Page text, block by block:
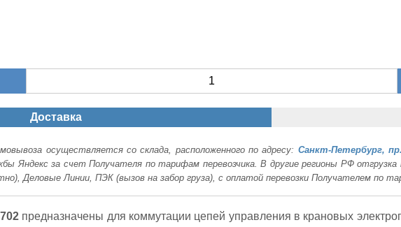
Доставка
осуществляется со склада, расположенного по адресу: Санкт-Петербург,
Яндекс за счет Получателя по тарифам перевозчика. В другие регионы РФ
Деловые Линии, ПЭК (вызов на забор груза), с оплатой перевозки Получателем по
предназначены для коммутации цепей управления в крановых